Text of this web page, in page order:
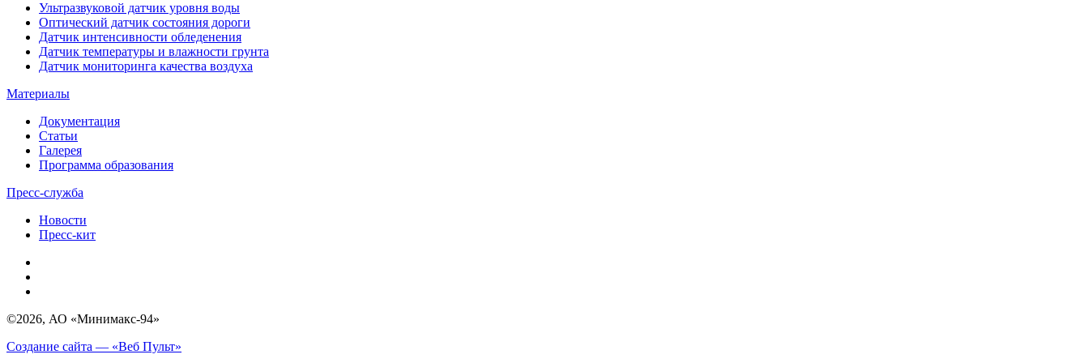
Ультразвуковой датчик уровня воды
Оптический датчик состояния дороги
Датчик интенсивности обледенения
Датчик температуры и влажности грунта
Датчик мониторинга качества воздуха
Материалы
Документация
Статьи
Галерея
Программа образования
Пресс-служба
Новости
Пресс-кит
©2026, АО «Минимакс-94»
Создание сайта — «Веб Пульт»